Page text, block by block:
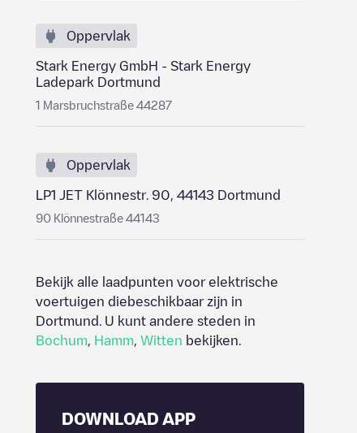
Oppervlak
Stark Energy GmbH - Stark Energy
Ladepark Dortmund
1 Marsbruchstraße 44287
Oppervlak
LP1 JET Klönnestr. 90, 44143 Dortmund
90 Klönnestraße 44143
Bekijk alle laadpunten voor elektrische
voertuigen diebeschikbaar zijn in
Dortmund
. U kunt andere steden in
Bochum
Hamm Witten bekijken.
DOWNLOAD APP